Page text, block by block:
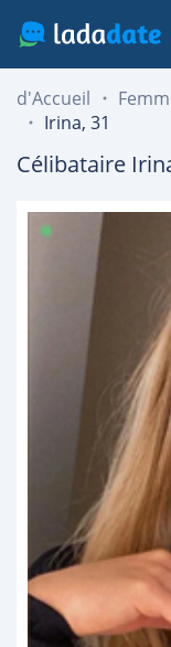
d'Accueil
Irina, 31
Célibataire